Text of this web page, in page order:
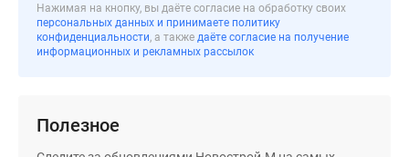
Нажимая на кнопку, вы даёте согласие на обработку своих
персональных данных и принимаете политику
конфиденциальности , а также даёте согласие на получение
информационных и рекламных рассылок
Полезное